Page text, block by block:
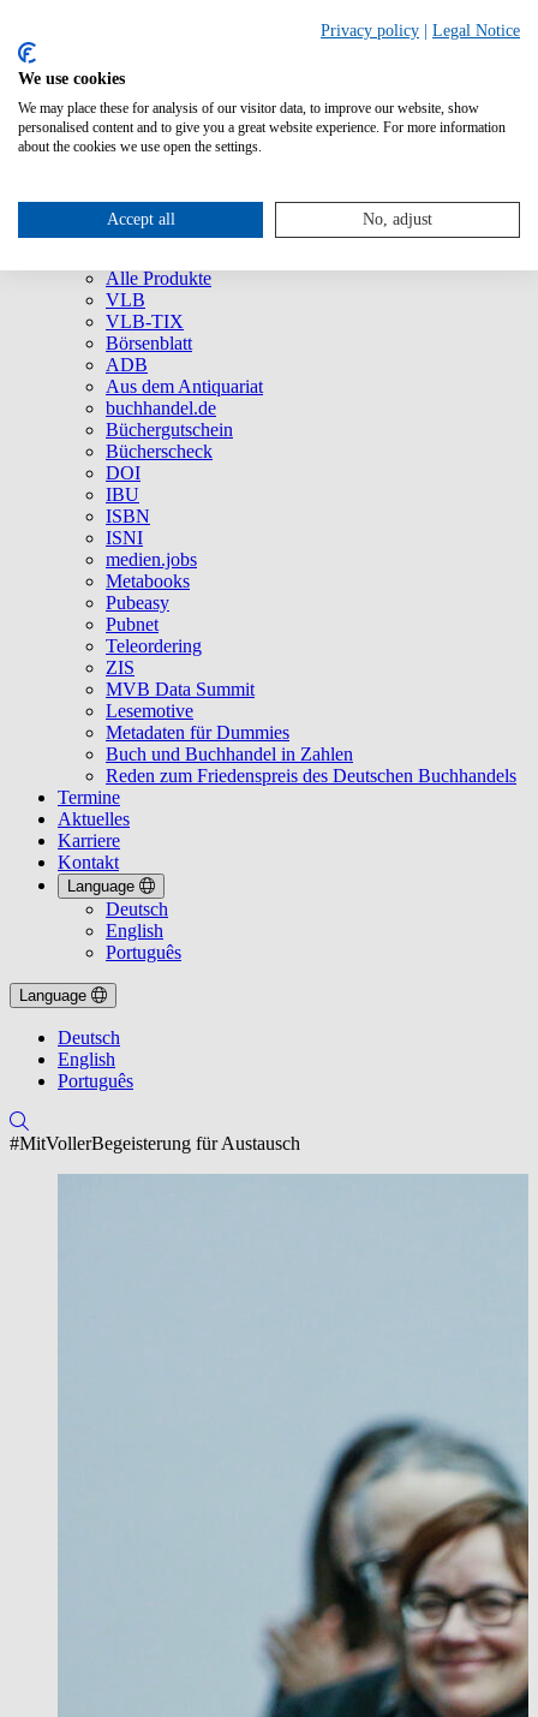
Über uns
Unternehmen
Presse
Service
Alle Produkte
VLB
VLB-TIX
Börsenblatt
ADB
Aus dem Antiquariat
buchhandel.de
Büchergutschein
Bücherscheck
DOI
IBU
ISBN
ISNI
medien.jobs
Metabooks
Pubeasy
Pubnet
Teleordering
ZIS
MVB Data Summit
Lesemotive
Metadaten für Dummies
Buch und Buchhandel in Zahlen
Reden zum Friedenspreis des Deutschen Buchhandels
Termine
Aktuelles
Karriere
Kontakt
Language
Deutsch
English
Português
Language
Deutsch
English
Português
#MitVollerBegeisterung für Austausch
Privacy policy Legal Notice
We use cookies
We may place these for analysis of our visitor data, to improve our website, show
personalised content and to give you a great website experience. For more information
about the cookies we use open the settings.
Accept all No, adjust